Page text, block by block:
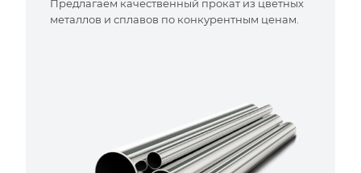
Предлагаем качественный прокат из цветных
металлов и сплавов по конкурентным ценам.